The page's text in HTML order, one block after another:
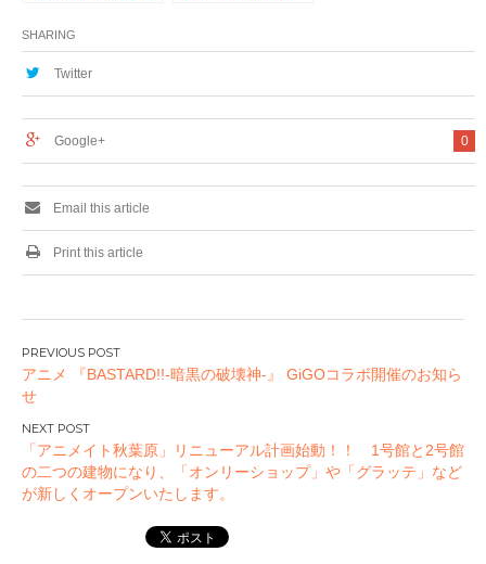
高架下まちびと商店
街 ７月22日（木
祝）開催！
おすすめアイテム大
SHARING
Twitter
0
Google+
Email this article
Print this article
投
稿
ナ
ビ
ゲ
ー
アニメ 『BASTARD!!-暗黒の破壊神-』 GiGOコラボ開催のお知ら
せ
「アニメイト秋葉原」リニューアル計画始動！！ 1号館と2号館
の二つの建物になり、「オンリーショップ」や「グラッテ」など
が新しくオープンいたします。